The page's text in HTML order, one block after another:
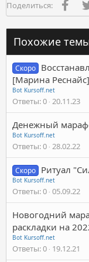
Поделиться:
Похожие
Скоро
[Марина Реснайс]
Bot Kursoff.net
Ответы 0 20.11.23
Денежный
Bot Kursoff.net
Ответы 0 28.02.22
Скоро Ритуал
Bot Kursoff.net
Ответы 0 05.09.22
Новогодний
раскладки на
Bot Kursoff.net
Ответы 0 19.12.21